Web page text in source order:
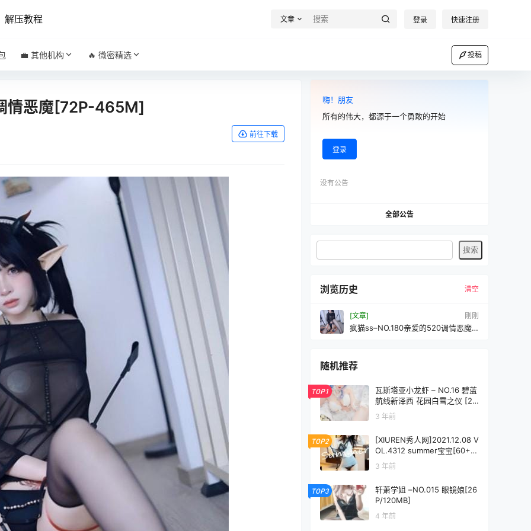
解压教程 文章 登录 快速注册
💼 其他机构 🔥 微密精选 投稿
情恶魔[72P-465M]
前往下载
嗨！朋友
所有的伟大，都源于一个勇敢的开始
登录
没有公告
全部公告
浏览历史 清空
[文章] 刚刚
疯猫ss–NO.180亲爱的520调情恶魔
随机推荐
TOP1
瓦斯塔亚小龙虾 – NO.16 碧蓝
航线新泽西 花园白雪之仪 [26
P-138MB]
3 年前
TOP2
[XIUREN秀人网]2021.12.08 V
OL.4312 summer宝宝[60+1P
／512MB]
3 年前
TOP3
轩萧学姐 –NO.015 眼镜娘[26
P/120MB]
4 年前